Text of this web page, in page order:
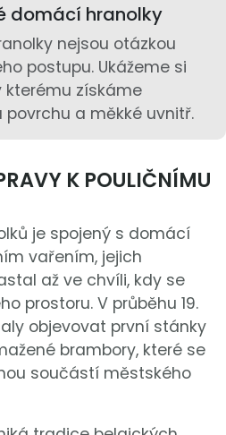
domácí hranolky
nejsou otázkou
postupu. Ukážeme si
kterému získáme
povrchu a měkké uvnitř.
K POULIČNÍMU
je spojený s domácí
vařením, jejich
až ve chvíli, kdy se
prostoru. V průběhu 19.
objevovat první stánky
brambory, které se
součástí městského